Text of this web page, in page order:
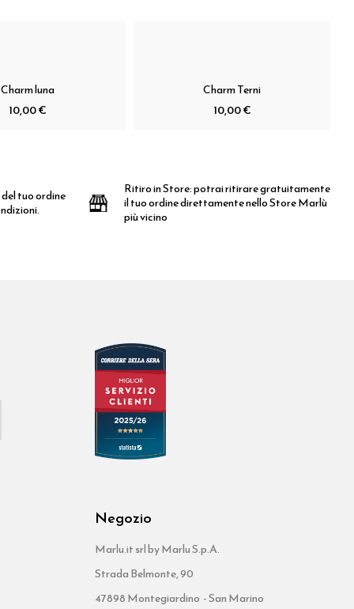
Charm luna
10,00 €
Charm Terni
10,00 €
tuo ordine
Ritiro in Store:potrai ritirare gratuitamente
il tuo ordine direttamente nello Store Marlù
più vicino
Negozio
Marlu.it srl by Marlu S.p.A.
Strada Belmonte, 90
47898 Montegiardino - San Marino